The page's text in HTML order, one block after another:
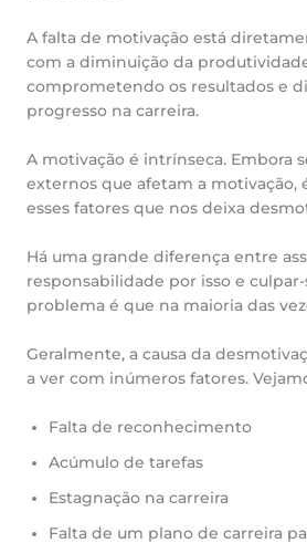
A falta de motivação está
com a diminuição da
comprometendo os resultados e
progresso na carreira.
A motivação é intrínseca. Embora
externos que afetam a motivação,
esses fatores que nos deixa
Há uma grande diferença entre
responsabilidade por isso e culpar-
problema é que na maioria das
Geralmente, a causa da
a ver com inúmeros fatores.
Falta de reconhecimento
Acúmulo de tarefas
Estagnação na carreira
Falta de um plano de carreira